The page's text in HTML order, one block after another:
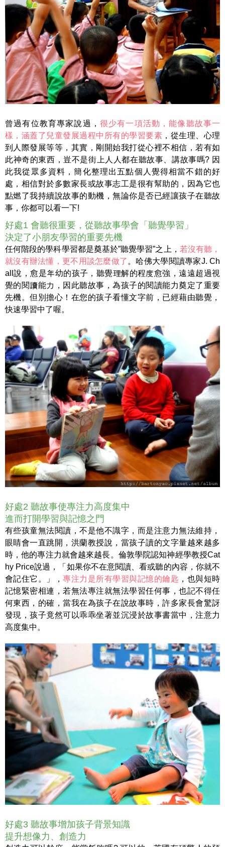
曾過有位教育專家說過， 很少有一項活動，能像聽故事一
樣，涵蓋了兒童發展過程中所有的學習要素 ，從生理、心理
到人際發展等等，其實，剛開始我打從心裡不相信，若有如
此神奇的東西，豈不是街上人人都在聽故事、講故事嗎? 因
此我從眾多資料，簡化整理出五點個人覺得相當不錯的好
處，相信對於多數家長或故事志工是很有幫助的，因為它也
點燃了我持續說故事的動機，無論你是否已經讓孩子在聽故
事，你都可以看一下!
好處1 會聽很重要，從聽故事學會「聽覺學習」
決定了小朋友學習的重要先機
任何階段的學科學習都是奠基於”聽覺學習”之上， 若沒有聽，
就沒有辦法懂，更不用談怎麼做了 。哈佛大學閱讀專家J. Ch
all說，愈是年幼的孩子，聽覺理解的程度愈強，遠遠超過視
覺的閱讀能力，因此聽故事，為孩子的閱讀能力奠定了重要
先機。但別擔心！在您的孩子看懂文字前，已經藉由聽覺，
快速學習中了喔。
好處2 聽故事使專注力高度集中
進而打開學習與記憶之門
有些孩童無法閱讀，不是他不識字，而是注意力無法維持，
眼睛會一直跳開，洪蘭教授說，當孩子讀的文字量越來越多
時，他的專注力就會越來越長。倫敦學院認知神經學教授Cat
hy Price說過，「如果你不在意閱讀、看或聽的內容，你就不
會記住它。」，專注力是所有學習與記憶的鑰匙 ，也與短時
記憶緊密相連，若無法專注就無法學習任何事，也記不得任
何東西，的確，當我在為孩子在說故事時，許多家長會驚訝
發現，孩子竟然可以乖乖坐著並沉浸於故事書當中，注意力
高度集中。
好處3 聽故事增加孩子背景知識
提升想像力、創造力